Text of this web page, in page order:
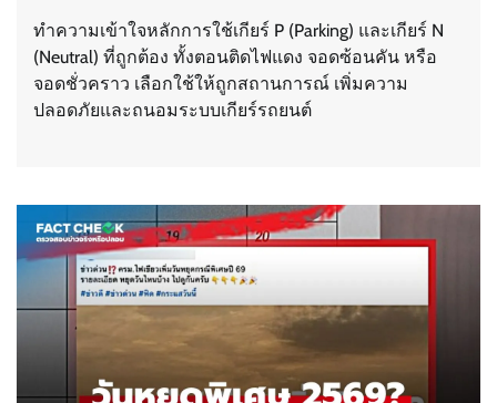
ทำความเข้าใจหลักการใช้เกียร์ P (Parking) และเกียร์ N
(Neutral) ที่ถูกต้อง ทั้งตอนติดไฟแดง จอดซ้อนคัน หรือ
จอดชั่วคราว เลือกใช้ให้ถูกสถานการณ์ เพิ่มความ
ปลอดภัยและถนอมระบบเกียร์รถยนต์